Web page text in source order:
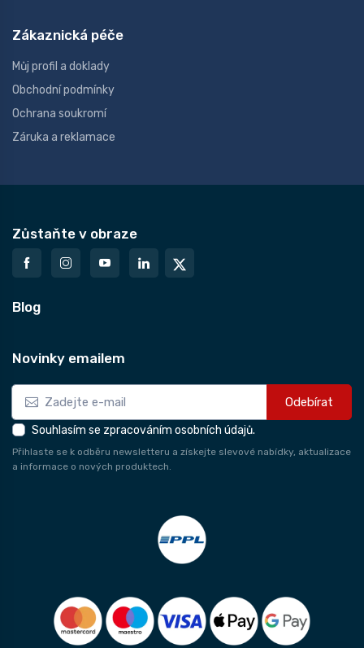
Zákaznická péče
Můj profil a doklady
Obchodní podmínky
Ochrana soukromí
Záruka a reklamace
Zůstaňte v obraze
Blog
Novinky emailem
Odebírat
Souhlasím se zpracováním osobních údajů.
Přihlaste se k odběru newsletteru a získejte slevové nabídky, aktualizace
a informace o nových produktech.